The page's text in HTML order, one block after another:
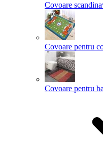
Covoare
Covoare pentru
Covoare pentru